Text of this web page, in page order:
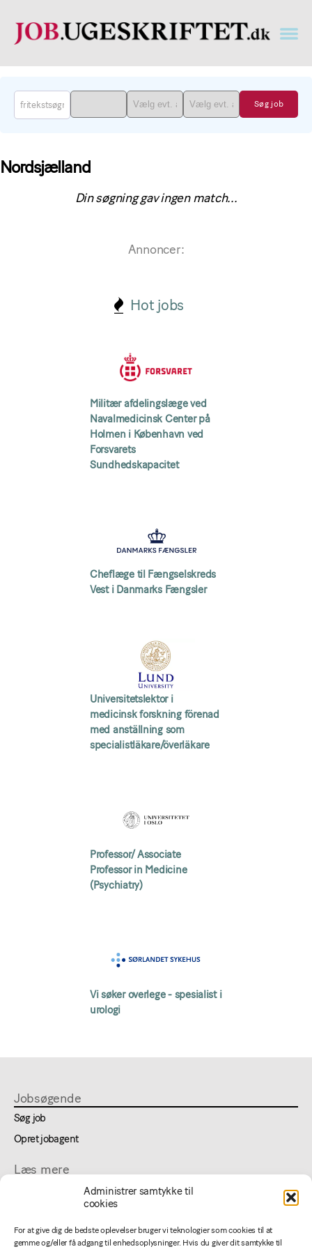
Administrer samtykke til
cookies
For at give dig de bedste oplevelser bruger vi teknologier som cookies til at
gemme og/eller få adgang til enhedsoplysninger. Hvis du giver dit samtykke til
job
på
job.ugeskriftet.dk
Nordsjælland
Din søgning gav ingen match...
Annoncer:
Hot jobs
Militær afdelingslæge ved
Navalmedicinsk Center på
Holmen i København ved
Forsvarets
Sundhedskapacitet
Cheflæge til Fængselskreds
Vest i Danmarks Fængsler
Universitetslektor i
medicinsk forskning förenad
med anställning som
specialistläkare/överläkare
Professor/ Associate
Professor in Medicine
(Psychiatry)
Vi søker overlege - spesialist i
urologi
Jobsøgende
Søg job
Opret jobagent
Læs mere
Cookie- og privatlivspolitik